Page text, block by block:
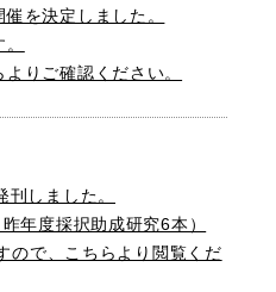
を決定しました。
りご確認ください。
刊しました。
年度採択助成研究6本）
ので、こちらより閲覧くだ